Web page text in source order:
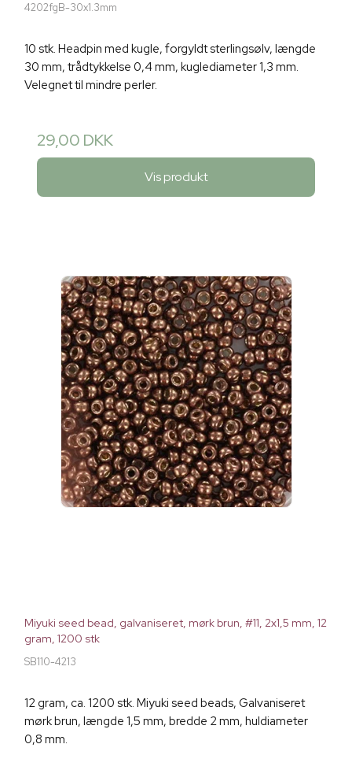
4202fgB-30x1.3mm
10 stk. Headpin med kugle, forgyldt sterlingsølv, længde
30 mm, trådtykkelse 0,4 mm, kuglediameter 1,3 mm.
Velegnet til mindre perler.
29,00 DKK
Vis produkt
Miyuki seed bead, galvaniseret, mørk brun, #11, 2x1,5 mm, 12
gram, 1200 stk
SB110-4213
12 gram, ca. 1200 stk. Miyuki seed beads, Galvaniseret
mørk brun, længde 1,5 mm, bredde 2 mm, huldiameter
0,8 mm.